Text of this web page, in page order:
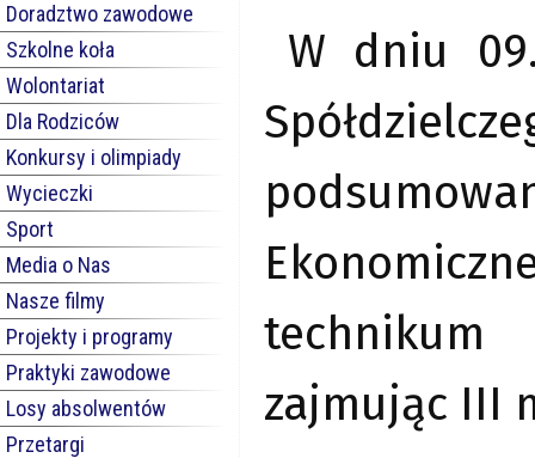
Doradztwo zawodowe
Szkolne koła
Wolontariat
Dla Rodziców
Konkursy i olimpiady
Wycieczki
Sport
Media o Nas
Nasze filmy
Projekty i programy
Praktyki zawodowe
Losy absolwentów
Przetargi
W dniu
technikum
zajmując III